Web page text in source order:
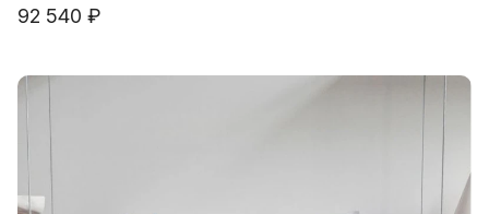
92 540 ₽